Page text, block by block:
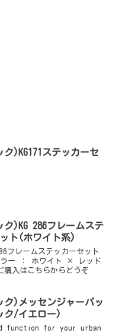
ク)KG171ステッカーセ
ク)KG 286フレームステ
ト(ホワイト系)
フレームステッカーセット
ー ： ホワイト × レッド
入はこちらからどうぞ
ク)メッセンジャーバッ
ク/イエロー)
function for your urban